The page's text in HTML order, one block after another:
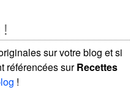
sur votre blog et si
référencées surRecettes
!